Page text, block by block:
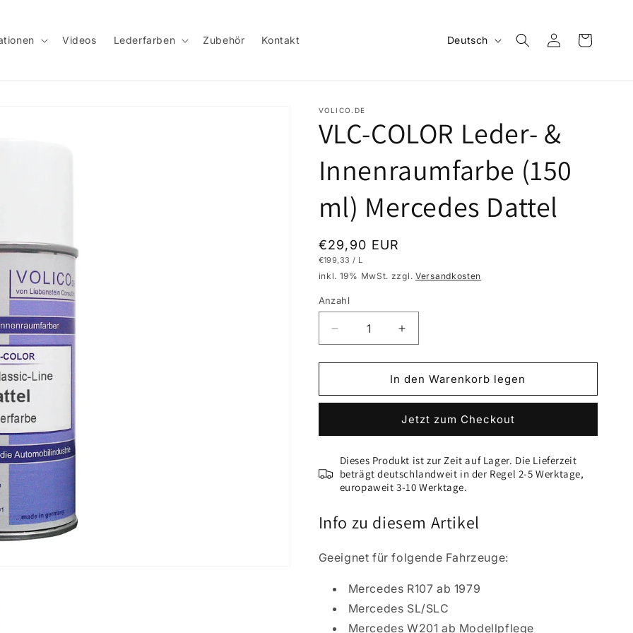
Videos Lederfarben Zubehör Kontakt
c
h
e
Deutsch EinloggenWarenkorb
VOLICO.DE
VLC-COLOR Leder- &
Innenraumfarbe (150
ml) Mercedes Dattel
Normaler
Preis
€29,90 EUR
GRUNDPREIS
€199,33 / PRO
L
inkl. 19% MwSt. zzgl. Versandkosten
Anzahl
Verringere
die
Menge
VLC-
&amp;
Innenraumfarbe
(150
ml)
Mercedes
Dattel
Erhöhe
die
Menge
für
VLC-
Leder-
&amp;
Innenraumfarbe
(150
ml)
Mercedes
In den Warenkorb legen
Jetzt zum Checkout
Dieses Produkt ist zur Zeit auf Lager. Die Lieferzeit
beträgt deutschlandweit in der Regel 2-5 Werktage,
europaweit 3-10 Werktage.
Info zu diesem Artikel
Geeignet für folgende Fahrzeuge:
Mercedes R107 ab 1979
Mercedes SL/SLC
Mercedes W201 ab Modellpflege